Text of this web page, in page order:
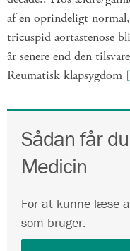
af en oprindeligt
tricuspid aortastenose
år senere end den
Reumatisk klapsygdom
Sådan får
Medicin
For at kunne læse
som bruger.